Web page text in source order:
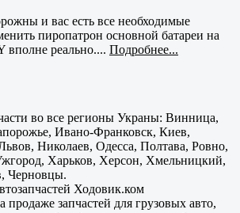
и вас есть все необходимые
пиропатрон основной батареи на
вполне реально.... Подробнее...
во все регионы Украны: Винница,
Ивано-Франковск, Киев,
Николаев, Одесса, Полтава, Ровно,
Харьков, Херсон, Хмельницкий,
Черновцы.
Ходовик.ком
продаже запчастей для грузовых авто,